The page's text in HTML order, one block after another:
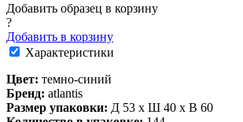
Добавить образец в корзину
?
Добавить в корзину
Характеристики
Цвет: темно-синий
Бренд: atlantis
Размер упаковки: Д 53 x Ш 40 x В 60